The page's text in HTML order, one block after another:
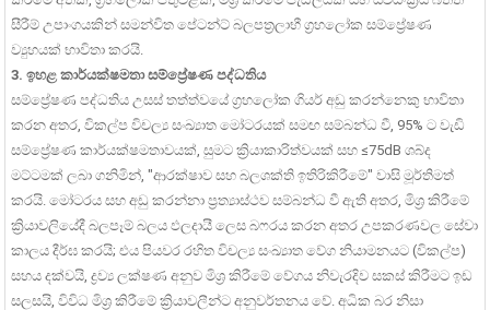
සීරීම් උපාංගයකින් සමන්විත පේටන්ට් බලපත්‍රලාභී ග්‍රහලෝක සම්ප්‍රේෂණ
ව්‍යුහයක් භාවිතා කරයි.
3. ඉහළ කාර්යක්ෂමතා සම්ප්‍රේෂණ පද්ධතිය
සම්ප්‍රේෂණ පද්ධතිය උසස් තත්ත්වයේ ග්‍රහලෝක ගියර් අඩු කරන්නෙකු භාවිතා
කරන අතර, විකල්ප විචල්‍ය සංඛ්‍යාත මෝටරයක් ​​සමඟ සම්බන්ධ වී, 95% ට වැඩි
සම්ප්‍රේෂණ කාර්යක්ෂමතාවයක්, සුමට ක්‍රියාකාරිත්වයක් සහ ≤75dB ශබ්ද
මට්ටමක් ලබා ගනිමින්, "ආරක්ෂාව සහ බලශක්ති ඉතිරිකිරීමේ" වාසි මූර්තිමත්
කරයි. මෝටරය සහ අඩු කරන්නා ප්‍රත්‍යාස්ථව සම්බන්ධ වී ඇති අතර, මිශ්‍ර කිරීමේ
ක්‍රියාවලියේදී බලපෑම් බලය ඵලදායී ලෙස බෆරය කරන අතර උපකරණවල සේවා
කාලය දීර්ඝ කරයි; එය පියවර රහිත විචල්‍ය සංඛ්‍යාත වේග නියාමනයට (විකල්ප)
සහය දක්වයි, ද්‍රව්‍ය ලක්ෂණ අනුව මිශ්‍ර කිරීමේ වේගය නිවැරදිව සකස් කිරීමට ඉඩ
සලසයි, විවිධ මිශ්‍ර කිරීමේ ක්‍රියාවලීන්ට අනුවර්තනය වේ. අධික බර නිසා